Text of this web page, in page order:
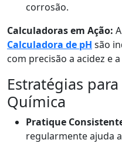
corrosão.
Calculadoras em Ação: A
Calculadora de pH são
com precisão a acidez e
Estratégias
Química
Pratique
regularmente ajuda